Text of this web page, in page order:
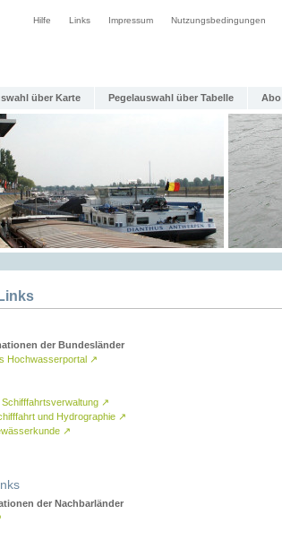
Hilfe Links Impressum Nutzungsbedingungen
über Karte Pegelauswahl über Tabelle Abo
der Bundesländer
Hochwasserportal ↗
↗
und Hydrographie ↗
↗
der Nachbarländer